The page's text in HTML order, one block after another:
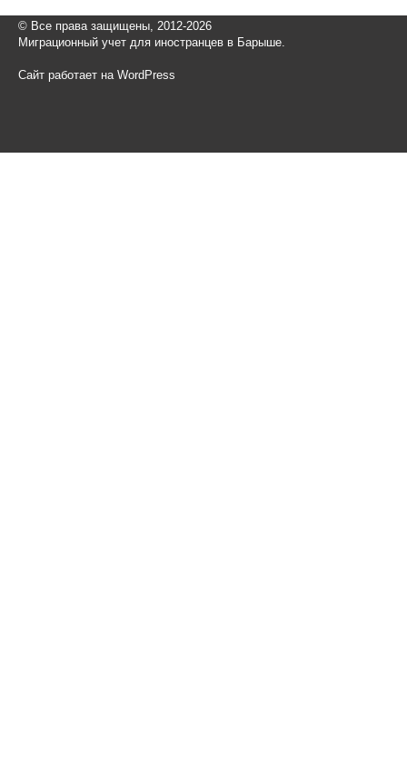
© Все права защищены, 2012-2026
Миграционный учет для иностранцев в Барыше.
Сайт работает на WordPress